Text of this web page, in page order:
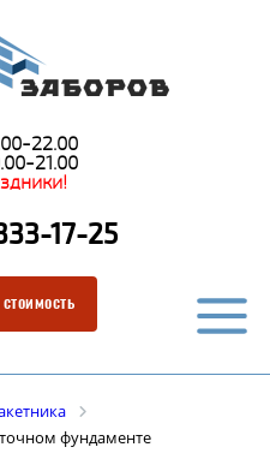
22.00
21.00
17-25
стоимость
фундаменте